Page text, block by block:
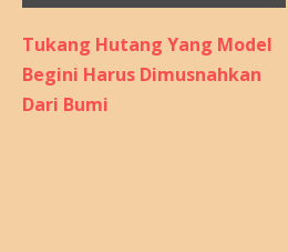
Tukang Hutang Yang Model
Begini Harus Dimusnahkan
Dari Bumi